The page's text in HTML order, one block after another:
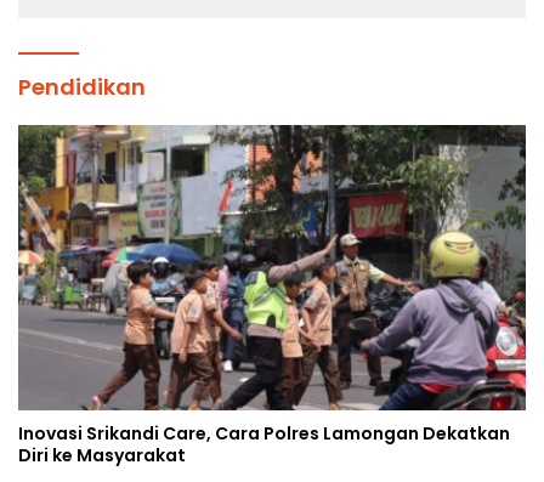
Pendidikan
Inovasi Srikandi Care, Cara Polres Lamongan Dekatkan
Diri ke Masyarakat